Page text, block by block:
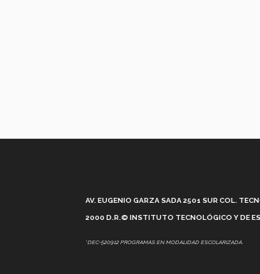
AV. EUGENIO GARZA SADA 2501 SUR COL.
2000 D.R.© INSTITUTO TECNOLÓGICO Y DE
*DEC-520912 PROGRAMAS EN MODALIDAD ESCOLARIZADA.